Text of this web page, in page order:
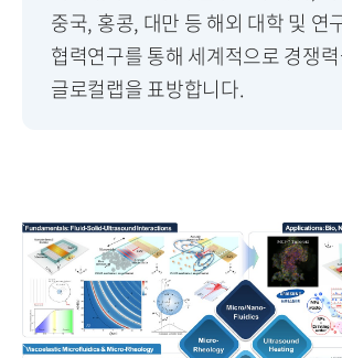
중국, 홍콩, 대만 등 해외 대학 및 연
협력연구를 통해 세계적으로 경쟁
글로컬랩을 표방합니다.